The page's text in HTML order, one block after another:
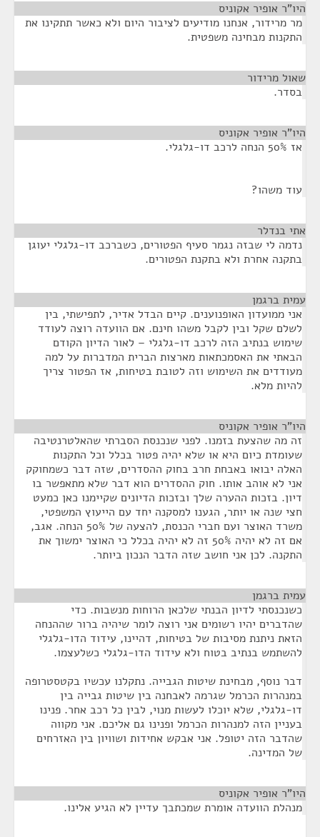
היו"ר אופיר אקוניס
מר מרידור, אנחנו מודיעים לציבור היום ולא כאשר תתקינו את
התקנות מבחינה משפטית.
שאול מרידור
בסדר.
היו"ר אופיר אקוניס
אז 50% הנחה לרכב דו-גלגלי.
עוד משהו?
אתי בנדלר
נדמה לי שבזה נגמר סעיף הפטורים, כשברכב דו-גלגלי יעוגן
בתקנה אחרת ולא בתקנת הפטורים.
עמית ברגמן
אני ממועדון האופנוענים. קיים הבדל אדיר, לתפישתי, בין
לשלם שקל ובין לקבל משהו חינם. אם הוועדה רוצה לעודד
שימוש בנתיב הזה לרכב דו-גלגלי – לאור הדיון הקודם
הבאתי את האסמכתאות מארצות הברית המדברות על למה
מעודדים את השימוש וזה לטובת בטיחות, אז הפטור צריך
להיות מלא.
היו"ר אופיר אקוניס
זה מה שהצעת בזמנו. לפני שנכנסת הסברתי שהאלטרנטיבה
שעומדת כיום היא או שלא יהיה פטור בכלל וכל התקנות
האלה יבואו באבחת חרב בחוק ההסדרים, שזה דבר כשמחוקק
אני לא אוהב אותו. חוק ההסדרים הוא דבר שלא מתאפשר בו
דיון. בזכות ההערה שלך ובזכות הדיונים שקיימנו כאן כמעט
חצי שנה או יותר, הגענו למסקנה יחד עם הייעוץ המשפטי,
משרד האוצר ועם חברי הכנסת, להצעה של 50% הנחה. אגב,
אם זה לא יהיה 50% זה לא יהיה בכלל כי האוצר ימשוך את
התקנה. לכן אני חושב שזה הדבר הנכון ביותר.
עמית ברגמן
כשנכנסתי לדיון הבנתי שלכאן הרוחות מנשבות. כדי
שהדברים יהיו רשומים אני רוצה לומר שיהיה ברור שההנחה
הזאת ניתנת מסיבות של בטיחות, דהיינו, עידוד הדו-גלגלי
להשתמש בנתיב בטוח ולא עידוד הדו-גלגלי כשלעצמו.
דבר נוסף, מבחינת שיטות הגבייה. נתקלנו עכשיו בקטסטרופה
במנהרות הכרמל שגרמה לאבחנה בין שיטות גבייה בין
דו-גלגלי, שלא יוכלו לעשות מנוי, לבין כל רכב אחר. פנינו
בעניין הזה למנהרות הכרמל ופנינו גם אליכם. אני מקווה
שהדבר הזה יטופל. אני אבקש אחידות ושוויון בין האזרחים
של המדינה.
היו"ר אופיר אקוניס
מנהלת הוועדה אומרת שמכתבך עדיין לא הגיע אלינו.